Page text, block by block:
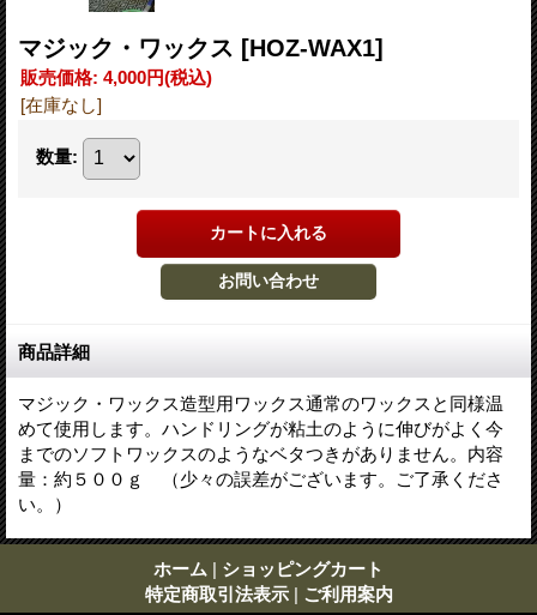
マジック・ワックス [HOZ-WAX1]
販売価格: 4,000円(税込)
[在庫なし]
数量:
商品詳細
マジック・ワックス造型用ワックス通常のワックスと同様温
めて使用します。ハンドリングが粘土のように伸びがよく今
までのソフトワックスのようなベタつきがありません。内容
量：約５００ｇ （少々の誤差がございます。ご了承くださ
い。）
ホーム | ショッピングカート
特定商取引法表示 | ご利用案内